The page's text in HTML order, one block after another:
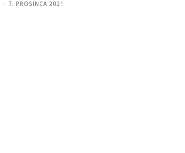
- 7. PROSINCA 2021.